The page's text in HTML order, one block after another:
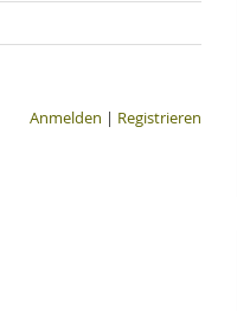
Anmelden | Registrieren